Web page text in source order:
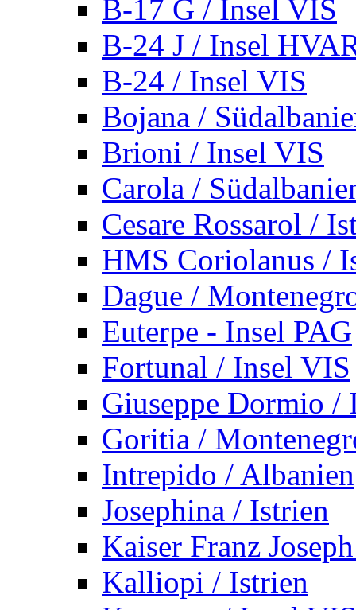
B-17 G / Insel VIS
B-24 J / Insel
B-24 / Insel VIS
Bojana /
Brioni / Insel VIS
Carola /
Cesare Rossarol /
HMS Coriolanus /
Dague /
Euterpe - Insel PAG
Fortunal / Insel VIS
Giuseppe Dormio /
Goritia /
Intrepido / Albanien
Josephina / Istrien
Kaiser Franz
Kalliopi / Istrien